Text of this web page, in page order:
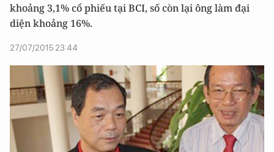
khoảng 3,1% cổ phiếu tại BCI, số còn lại ông làm đại
diện khoảng 16%.
27/07/2015 23:44